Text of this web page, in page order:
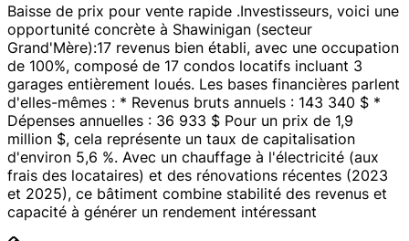
Baisse de prix pour vente rapide .Investisseurs, voici une
opportunité concrète à Shawinigan (secteur
Grand'Mère):17 revenus bien établi, avec une occupation
de 100%, composé de 17 condos locatifs incluant 3
garages entièrement loués. Les bases financières parlent
d'elles-mêmes : * Revenus bruts annuels : 143 340 $ *
Dépenses annuelles : 36 933 $ Pour un prix de 1,9
million $, cela représente un taux de capitalisation
d'environ 5,6 %. Avec un chauffage à l'électricité (aux
frais des locataires) et des rénovations récentes (2023
et 2025), ce bâtiment combine stabilité des revenus et
capacité à générer un rendement intéressant